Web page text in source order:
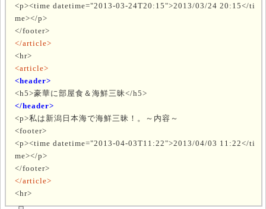
<p><time datetime="2013-03-24T20:15">2013/03/24 20:15</ti
me></p>
</footer>
</article>
<hr>
<article>
<header>
<h5>豪華に部屋食＆海鮮三昧</h5>
</header>
<p>私は新潟日本海で海鮮三昧！。～内容～
<footer>
<p><time datetime="2013-04-03T11:22">2013/04/03 11:22</ti
me></p>
</footer>
</article>
<hr>